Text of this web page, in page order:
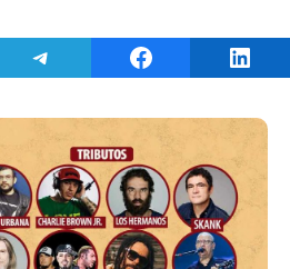
ThreadsShare on TelegramShare on Facebook